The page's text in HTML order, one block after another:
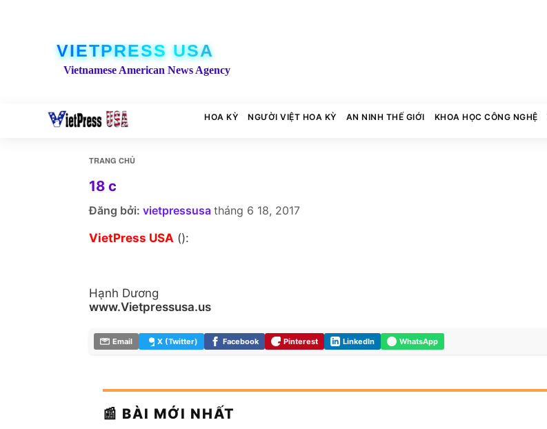
VIETPRESS USA
Vietnamese American News Agency
HOA KỲ NGƯỜI VIỆT HOA KỲ AN NINH THẾ GIỚI KHOA HỌC CÔNG NGHỆ
TRANG CHỦ
18 c
Đăng bởi: vietpressusa tháng 6 18, 2017
VietPress USA ():
Hạnh Dương
www.Vietpressusa.us
Email X (Twitter) Facebook Pinterest LinkedIn WhatsApp
📰 BÀI MỚI NHẤT